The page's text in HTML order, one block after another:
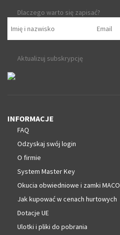
Dlaczego warto się zapisać?
Aktualizuj subskrypcję
INFORMACJE
FAQ
Odzyskaj swój login
O firmie
System Master Key
Okucia obwiedniowe i zamki MACO
Jak kupować w cenach hurtowych
Dotacje UE
Ulotki i pliki do pobrania